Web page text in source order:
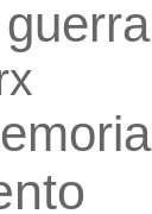
guerra